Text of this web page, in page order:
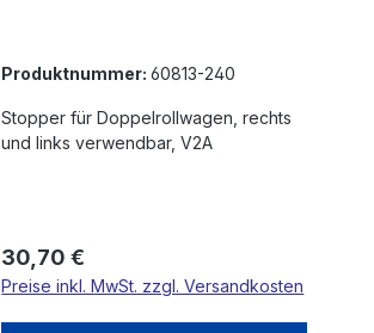
Produktnummer:60813-240
Stopper für Doppelrollwagen, rechts
und links verwendbar, V2A
Regulärer Preis:
30,70 €
Preise inkl. MwSt. zzgl. Versandkosten